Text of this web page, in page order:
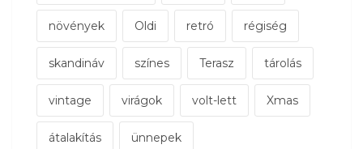
növények Oldi retró régiség
skandináv színes Terasz tárolás
vintage virágok volt-lett Xmas
átalakítás ünnepek